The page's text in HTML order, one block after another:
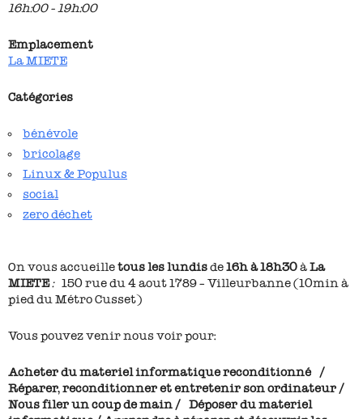
16h:00 - 19h:00
Emplacement
La MIETE
Catégories
bénévole
bricolage
Linux & Populus
social
zero déchet
On vous accueilletous les lundisde16h à 18h30àLa
MIETE: 150 rue du 4 aout 1789 – Villeurbanne (10min à
pied du Métro Cusset)
Vous pouvez venir nous voir pour:
Acheter du materiel informatique reconditionné /
Réparer, reconditionner et entretenir son ordinateur /
Nous filer un coup de main / Déposer du materiel